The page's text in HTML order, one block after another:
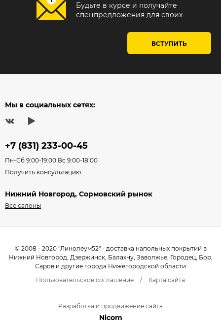
Будьте в курсе и получайте
спецпредложения для своих
ВСТУПИТЬ
Мы в социальных сетях:
+7 (831) 233-00-45
Пн-Сб 9:00-19:00 Вс 9:00-18:00
Получить консультацию
Нижний Новгород, Сормовский рынок
Все салоны
© 2008 - 2020 "Линолеум52" - доставка напольных покрытий в
Нижний Новгород, Дзержинск, Балахну, Заволжье, Городец, Бор,
Саров и другие города Нижегородской области
Пользовательское соглашение
/ Карта сайта
Разработка и продвижение сайта
Nicom